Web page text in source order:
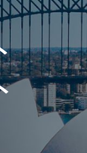
リティを強化する拡
スに連携し、デジタ